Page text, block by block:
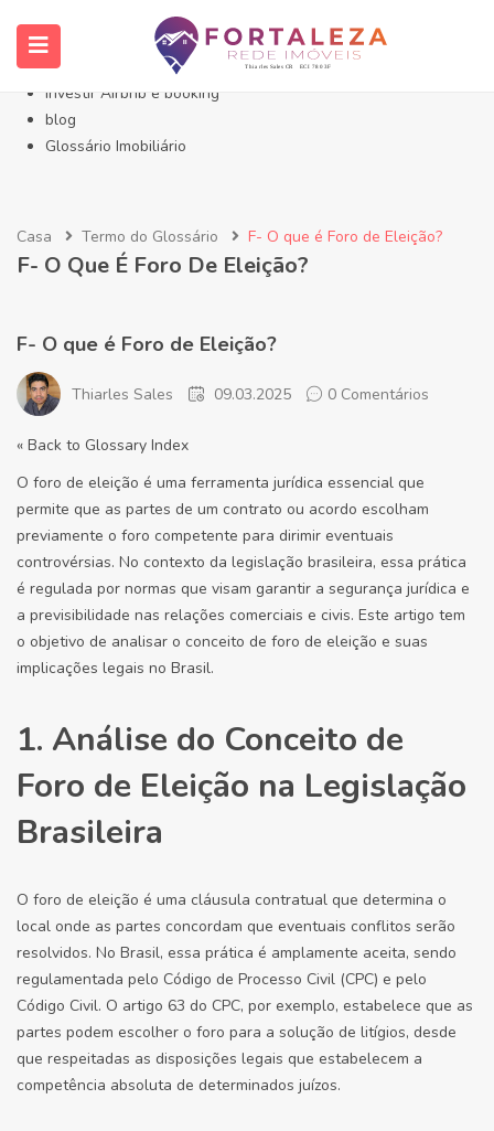
Início- Imóveis Fortaleza Eusébio
Imóveis em Fortaleza
Imóveis no Eusébio
Investir Airbnb e booking
blog
Glossário Imobiliário
Casa Termo do Glossário F- O que é Foro de Eleição?
F- O Que É Foro De Eleição?
F- O que é Foro de Eleição?
Thiarles Sales 09.03.2025 0 Comentários
« Back to Glossary Index
O foro de eleição é uma ferramenta jurídica essencial que
permite que as partes de um contrato ou acordo escolham
previamente o foro competente para dirimir eventuais
controvérsias. No contexto da legislação brasileira, essa prática
é regulada por normas que visam garantir a segurança jurídica e
a previsibilidade nas relações comerciais e civis. Este artigo tem
o objetivo de analisar o conceito de foro de eleição e suas
implicações legais no Brasil.
1. Análise do Conceito de
Foro de Eleição na Legislação
Brasileira
O foro de eleição é uma cláusula contratual que determina o
local onde as partes concordam que eventuais conflitos serão
resolvidos. No Brasil, essa prática é amplamente aceita, sendo
regulamentada pelo Código de Processo Civil (CPC) e pelo
Código Civil. O artigo 63 do CPC, por exemplo, estabelece que as
partes podem escolher o foro para a solução de litígios, desde
que respeitadas as disposições legais que estabelecem a
competência absoluta de determinados juízos.